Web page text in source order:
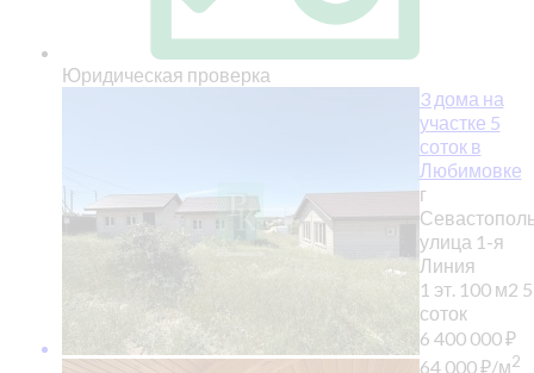
Юридическая проверка
3 дома на
участке 5
соток в
Любимовке
г
улица 1-я
Линия
1 эт. 100 м2 5
соток
6 400 000₽
64 000₽/м2